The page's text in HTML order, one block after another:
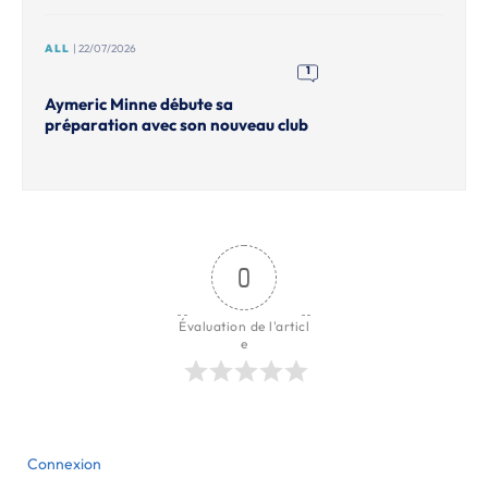
ALL | 22/07/2026
1
Aymeric Minne débute sa
préparation avec son nouveau club
0
Évaluation de l'articl
e
Connexion